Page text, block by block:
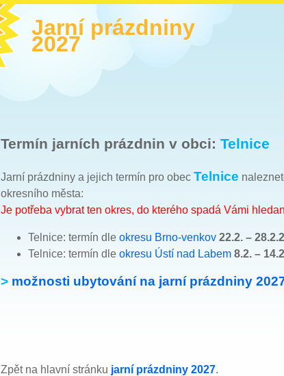
Jarní prázdniny
2027
Termín jarních prázdnin v obci: Telnice
Jarní prázdniny a jejich termín pro obec Telnice
okresního města:
Je potřeba vybrat ten okres, do kterého spadá Vámi
Telnice: termín dle okresu Brno-venkov 22.2. –
Telnice: termín dle okresu Ústí nad Labem 8.2. –
> možnosti ubytování na jarní prázdniny
Zpět na hlavní stránku jarní prázdniny 2027.